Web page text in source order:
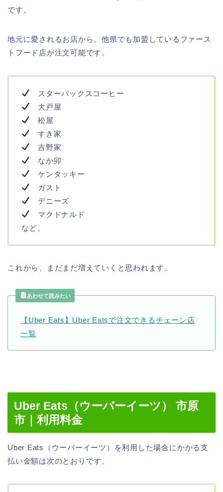
です。
地元に愛されるお店から、他県でも加盟しているファース
トフード店が注文可能です。
スターバックスコーヒー
大戸屋
松屋
すき家
吉野家
なか卯
ケンタッキー
ガスト
デニーズ
マクドナルド
など。
これから、まだまだ増えていくと思われます。
あわせて読みたい
【Uber Eats】Uber Eatsで注文できるチェーン店
一覧
Uber Eats（ウーバーイーツ） 市原
市｜利用料金
Uber Eats（ウーバーイーツ）を利用した場合にかかる支
払い金額は次のとおりです。